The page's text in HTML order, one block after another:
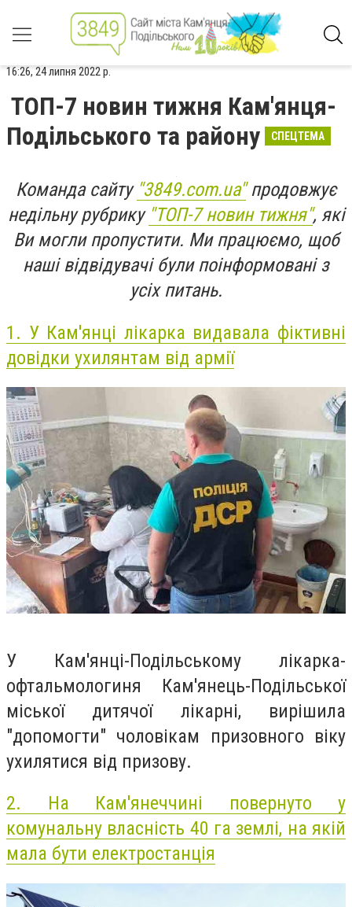
16:26, 24 липня 2022 р.
ТОП-7 новин тижня Кам'янця-
Подільського та району
СПЕЦТЕМА
Команда сайту "3849.com.ua"продовжує
недільну рубрику "ТОП-7 новин тижня", які
Ви могли пропустити. Ми працюємо, щоб
наші відвідувачі були поінформовані з
усіх питань.
1. У Кам'янці лікарка видавала фіктивні
довідки ухилянтам від армії
У Кам'янці-Подільському лікарка-
офтальмологиня Кам'янець-Подільської
міської дитячої лікарні, вирішила
"допомогти" чоловікам призовного віку
ухилятися від призову.
2. На Кам'янеччині повернуто у
комунальну власність 40 га землі, на якій
мала бути електростанція